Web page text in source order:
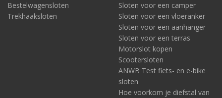
Bestelwagensloten
Trekhaaksloten
Sloten voor een camper
Sloten voor een vloeranker
Sloten voor een aanhanger
Sloten voor een terras
Motorslot kopen
Scootersloten
ANWB Test fiets- en e-bike
sloten
Hoe voorkom je diefstal van